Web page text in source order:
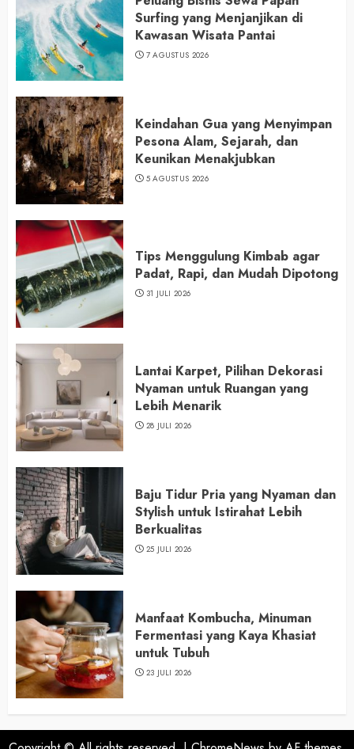
Surfing yang Menjanjikan di
Kawasan Wisata Pantai
7 AGUSTUS 2026
Keindahan Gua yang Menyimpan
Pesona Alam, Sejarah, dan
Keunikan Menakjubkan
5 AGUSTUS 2026
Tips Menggulung Kimbab agar
Padat, Rapi, dan Mudah Dipotong
31 JULI 2026
Lantai Karpet, Pilihan Dekorasi
Nyaman untuk Ruangan yang
Lebih Menarik
28 JULI 2026
Baju Tidur Pria yang Nyaman dan
Stylish untuk Istirahat Lebih
Berkualitas
25 JULI 2026
Manfaat Kombucha, Minuman
Fermentasi yang Kaya Khasiat
untuk Tubuh
23 JULI 2026